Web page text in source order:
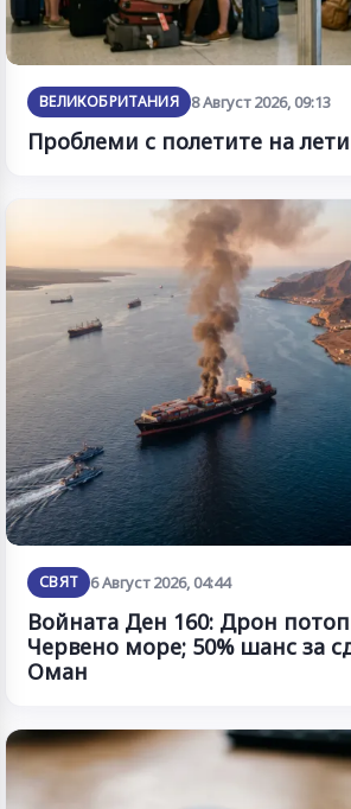
ВЕЛИКОБРИТАНИЯ 8 Август 2026, 09:13
Проблеми с полетите на
СВЯТ 6 Август 2026, 04:44
Войната Ден 160: Дрон
Червено море; 50% шанс за
Оман